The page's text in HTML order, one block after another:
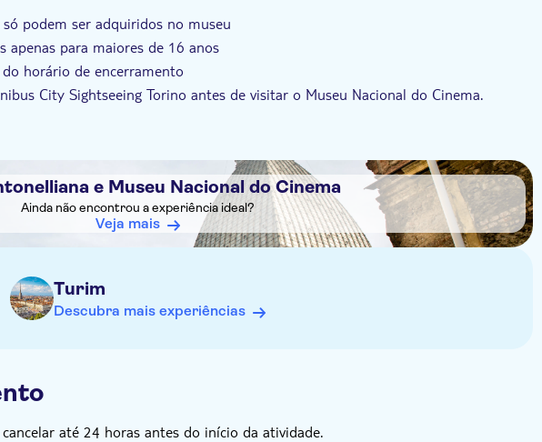
podem ser adquiridos no museu
apenas para maiores de 16 anos
horário de encerramento
City Sightseeing Torino antes de visitar o Museu Nacional do Cinema.
do dia diretamente a bordo do ônibus da City Sightseeing Torino ou no Ponto
do parceiro local, localizado na Piazza Castello
do Cinema
e Museu Nacional do Cinema
Ainda não encontrou a experiência ideal?
Veja mais
Turim
Descubra mais experiências
até 24 horas antes do início da atividade.